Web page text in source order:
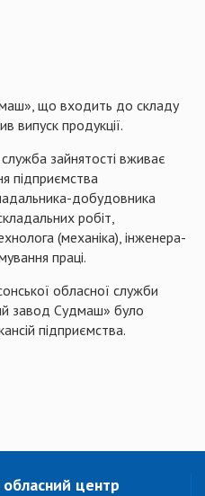
що входить до складу
випуск продукції.
зайнятості вживає
підприємства
добудовника
робіт,
(механіка), інженера-
праці.
обласної служби
завод Судмаш» було
підприємства.
центр